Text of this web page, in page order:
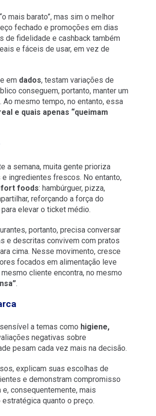
mais barato”, mas sim o melhor
fechado e promoções em dias
de fidelidade e cashback também
e fáceis de usar, em vez de
em dados, testam variações de
conseguem, portanto, manter um
mesmo tempo, no entanto, essa
e quais apenas “queimam
a semana, muita gente prioriza
ingredientes frescos. No entanto,
foods: hambúrguer, pizza,
reforçando a força do
elevar o ticket médio.
portanto, precisa conversar
e descritas convivem com pratos
cima. Nesse movimento, cresce
focados em alimentação leve
cliente encontra, no mesmo
.
a temas como higiene,
negativas sobre
pesam cada vez mais na decisão.
explicam suas escolhas de
e demonstram compromisso
consequentemente, mais
quanto o preço.